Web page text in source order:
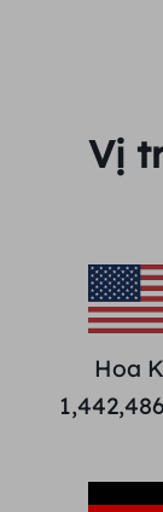
Vị
Hoa
1,442,486